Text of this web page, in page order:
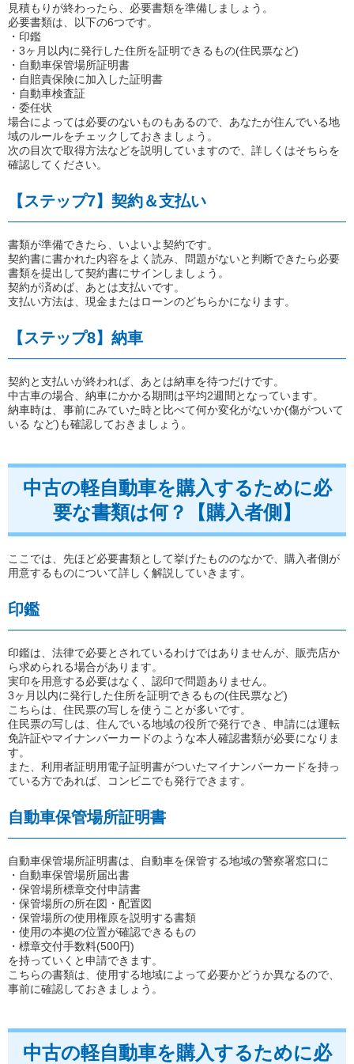
見積もりが終わったら、必要書類を準備しましょう。
必要書類は、以下の6つです。
・印鑑
・3ヶ月以内に発行した住所を証明できるもの(住民票など)
・自動車保管場所証明書
・自賠責保険に加入した証明書
・自動車検査証
・委任状
場合によっては必要のないものもあるので、あなたが住んでいる地
域のルールをチェックしておきましょう。
次の目次で取得方法などを説明していますので、詳しくはそちらを
確認してください。
【ステップ7】契約＆支払い
書類が準備できたら、いよいよ契約です。
契約書に書かれた内容をよく読み、問題がないと判断できたら必要
書類を提出して契約書にサインしましょう。
契約が済めば、あとは支払いです。
支払い方法は、現金またはローンのどちらかになります。
【ステップ8】納車
契約と支払いが終われば、あとは納車を待つだけです。
中古車の場合、納車にかかる期間は平均2週間となっています。
納車時は、事前にみていた時と比べて何か変化がないか(傷がついて
いる など)も確認しておきましょう。
中古の軽自動車を購入するために必
要な書類は何？【購入者側】
ここでは、先ほど必要書類として挙げたもののなかで、購入者側が
用意するものについて詳しく解説していきます。
印鑑
印鑑は、法律で必要とされているわけではありませんが、販売店か
ら求められる場合があります。
実印を用意する必要はなく、認印で問題ありません。
3ヶ月以内に発行した住所を証明できるもの(住民票など)
こちらは、住民票の写しを使うことが多いです。
住民票の写しは、住んでいる地域の役所で発行でき、申請には運転
免許証やマイナンバーカードのような本人確認書類が必要になりま
す。
また、利用者証明用電子証明書がついたマイナンバーカードを持っ
ている方であれば、コンビニでも発行できます。
自動車保管場所証明書
自動車保管場所証明書は、自動車を保管する地域の警察署窓口に
・自動車保管場所届出書
・保管場所標章交付申請書
・保管場所の所在図・配置図
・保管場所の使用権原を説明する書類
・使用の本拠の位置が確認できるもの
・標章交付手数料(500円)
を持っていくと申請できます。
こちらの書類は、使用する地域によって必要かどうか異なるので、
事前に確認しておきましょう。
中古の軽自動車を購入するために必